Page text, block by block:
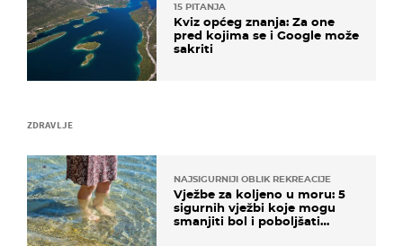
ZDRAVLJE
NAJSIGURNIJI OBLIK REKREACIJE
Vježbe za koljeno u moru: 5
sigurnih vježbi koje mogu
smanjiti bol i poboljšati
15 PITANJA
Kviz općeg znanja: Za one
pred kojima se i Google može
sakriti